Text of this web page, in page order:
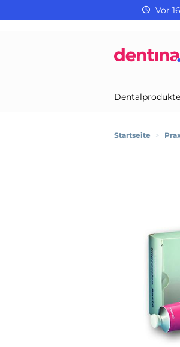
Vor
Dentalprodukte
Startseite >